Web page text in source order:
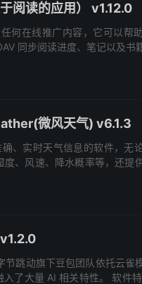
阅读的应用） v1.12.0
何在线推广内容，它可以帮
同步阅读进度、笔记以及书
微风天气) v6.1.3
、实时天气信息的软件，无
、风速、降水概率等，还提
跳动旗下豆包团队依托云雀
了大量 AI 相关特性。 软件